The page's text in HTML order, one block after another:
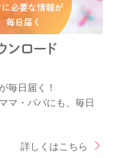
毎日届く！
マ・パパにも、毎日
詳しくはこちら